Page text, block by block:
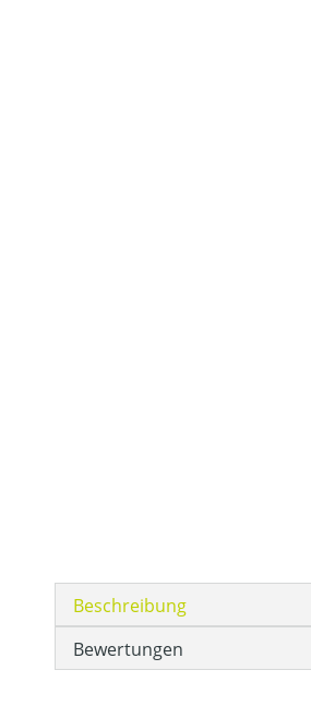
Beschreibung
Bewertungen